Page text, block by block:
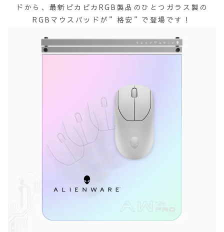
ドから、最新ピカピカRGB製品のひとつガラス製の
RGBマウスパッドが”格安”で登場です！